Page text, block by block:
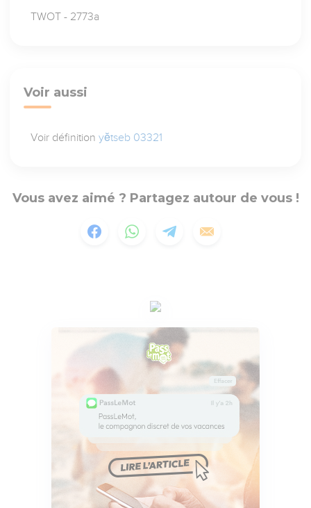
TWOT - 2773a
Voir aussi
Voir définitionyĕtseb 03321
Vous avez aimé ? Partagez autour de vous !